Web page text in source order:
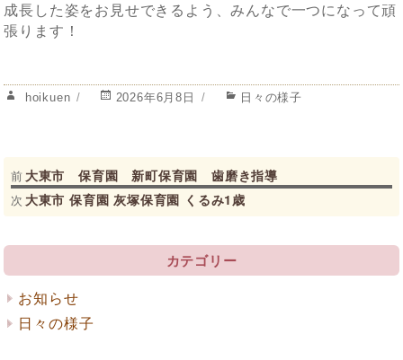
成長した姿をお見せできるよう、みんなで一つになって頑
張ります！
投hoikuen
投
2026年6月8日
カ
ー
日々の様子
投
稿
ナ
ビ
ゲ
ー
前
過
去
大東市 保育園 新町保育園 歯磨き指導
次
次 大東市 保育園 灰塚保育園 くるみ1歳
カテゴリー
お知らせ
日々の様子